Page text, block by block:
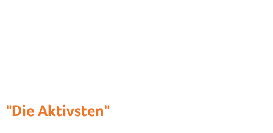
"Die Aktivsten"